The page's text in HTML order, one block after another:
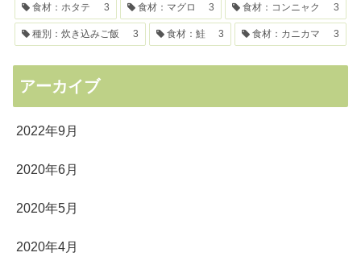
食材：ホタテ 3 食材：マグロ 3 食材：コンニャク 3
種別：炊き込みご飯 3 食材：鮭 3 食材：カニカマ 3
アーカイブ
2022年9月
2020年6月
2020年5月
2020年4月